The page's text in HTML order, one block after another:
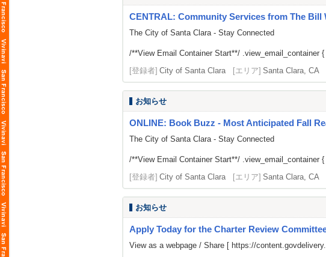
CENTRAL: Community Services from The Bill
The City of Santa Clara - Stay Connected
/**View Email Container Start**/
[登録者] City of Santa Clara [エリア] Santa Clara, CA
お知らせ
ONLINE: Book Buzz - Most Anticipated Fall
The City of Santa Clara - Stay Connected
/**View Email Container Start**/
[登録者] City of Santa Clara [エリア] Santa Clara, CA
お知らせ
Apply Today for the Charter Review
View as a webpage / Share [ https://